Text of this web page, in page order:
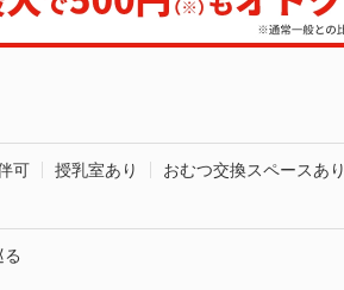
可 授乳室あり
おむつ交換スペースあり
る